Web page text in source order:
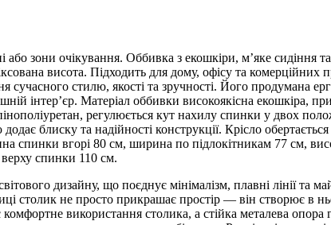
або зони очікування. Оббивка з екошкіри, м’яке сидіння
висота. Підходить для дому, офісу та комерційних
сучасного стилю, якості та зручності. Його продумана
інтер’єр. Матеріал оббивки високоякісна екошкіра,
регулюється кут нахилу спинки у двох
блиску та надійності конструкції. Крісло
спинки вгорі 80 см, ширина по підлокітникам 77 см,
верху спинки 110 см.
дизайну, що поєднує мінімалізм, плавні лінії та
столик не просто прикрашає простір — він створює в
використання столика, а стійка металева опора